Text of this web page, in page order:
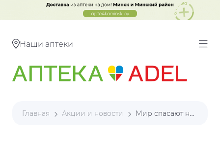
Наши аптеки
Главная Акции и новости Мир спасают не только экологи и супергерои!